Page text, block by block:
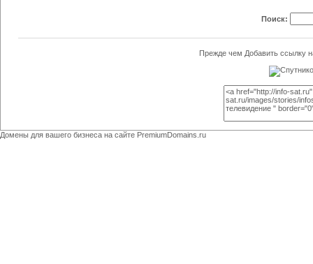
Поиск:
Прежде чем Добавить ссылку
Домены для вашего бизнеса на сайте PremiumDomains.ru